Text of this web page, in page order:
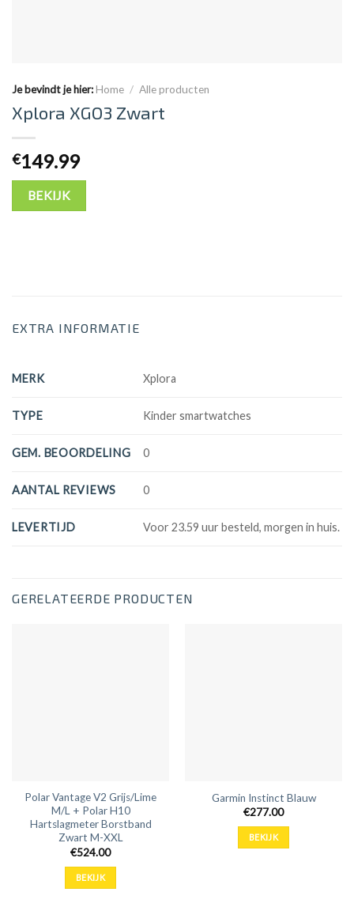
Je bevindt je hier: Home / Alle producten
Xplora XGO3 Zwart
€149.99
BEKIJK
EXTRA INFORMATIE
MERK Xplora
TYPE Kinder smartwatches
GEM. BEOORDELING 0
AANTAL REVIEWS 0
LEVERTIJD Voor 23.59 uur besteld, morgen in huis.
GERELATEERDE PRODUCTEN
Polar Vantage V2 Grijs/Lime
M/L + Polar H10
Hartslagmeter Borstband
Zwart M-XXL
€524.00
BEKIJK
Garmin Instinct Blauw
€277.00
BEKIJK